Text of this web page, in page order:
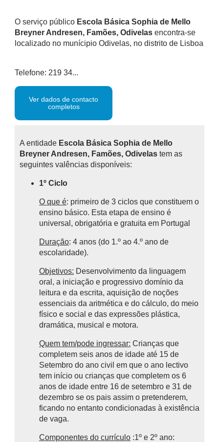
O serviço público Escola Básica Sophia de Mello
Breyner Andresen, Famões, Odivelas encontra-se
localizado no munícipio Odivelas, no distrito de Lisboa
Telefone: 219 34...
Ver dados de contacto
completos
A entidade Escola Básica Sophia de Mello
Breyner Andresen, Famões, Odivelas tem as
seguintes valências disponíveis:
1º Ciclo
O que é: primeiro de 3 ciclos que constituem o
ensino básico. Esta etapa de ensino é
universal, obrigatória e gratuita em Portugal
Duração: 4 anos (do 1.º ao 4.º ano de
escolaridade).
Objetivos: Desenvolvimento da linguagem
oral, a iniciação e progressivo domínio da
leitura e da escrita, aquisição de noções
essenciais da aritmética e do cálculo, do meio
físico e social e das expressões plástica,
dramática, musical e motora.
Quem tem/pode ingressar: Crianças que
completem seis anos de idade até 15 de
Setembro do ano civil em que o ano lectivo
tem início ou crianças que completem os 6
anos de idade entre 16 de setembro e 31 de
dezembro se os pais assim o pretenderem,
ficando no entanto condicionadas à existência
de vaga.
Componentes do currículo :1º e 2º ano: